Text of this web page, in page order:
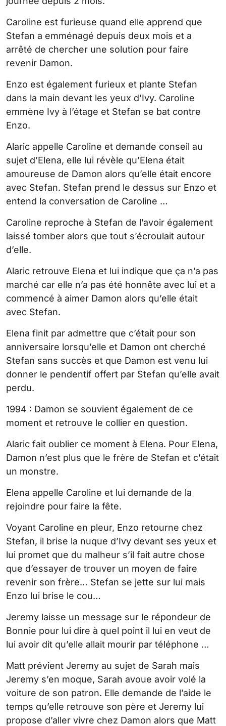
Caroline est furieuse quand elle apprend que
Stefan a emménagé depuis deux mois et a
arrêté de chercher une solution pour faire
revenir Damon.
Enzo est également furieux et plante Stefan
dans la main devant les yeux d’Ivy. Caroline
emmène Ivy à l’étage et Stefan se bat contre
Enzo.
Alaric appelle Caroline et demande conseil au
sujet d’Elena, elle lui révèle qu’Elena était
amoureuse de Damon alors qu’elle était encore
avec Stefan. Stefan prend le dessus sur Enzo et
entend la conversation de Caroline …
Caroline reproche à Stefan de l’avoir également
laissé tomber alors que tout s’écroulait autour
d’elle.
Alaric retrouve Elena et lui indique que ça n’a pas
marché car elle n’a pas été honnête avec lui et a
commencé à aimer Damon alors qu’elle était
avec Stefan.
Elena finit par admettre que c’était pour son
anniversaire lorsqu’elle et Damon ont cherché
Stefan sans succès et que Damon est venu lui
donner le pendentif offert par Stefan qu’elle avait
perdu.
1994 : Damon se souvient également de ce
moment et retrouve le collier en question.
Alaric fait oublier ce moment à Elena. Pour Elena,
Damon n’est plus que le frère de Stefan et c’était
un monstre.
Elena appelle Caroline et lui demande de la
rejoindre pour faire la fête.
Voyant Caroline en pleur, Enzo retourne chez
Stefan, il brise la nuque d’Ivy devant ses yeux et
lui promet que du malheur s’il fait autre chose
que d’essayer de trouver un moyen de faire
revenir son frère… Stefan se jette sur lui mais
Enzo lui brise le cou…
Jeremy laisse un message sur le répondeur de
Bonnie pour lui dire à quel point il lui en veut de
lui avoir dit qu’elle allait mourir par téléphone …
Matt prévient Jeremy au sujet de Sarah mais
Jeremy s’en moque, Sarah avoue avoir volé la
voiture de son patron. Elle demande de l’aide le
temps qu’elle retrouve son père et Jeremy lui
propose d’aller vivre chez Damon alors que Matt